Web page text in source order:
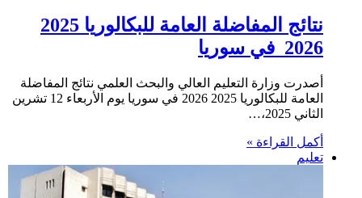
نتائج المفاضلة العامة للبكالوريا 2025
2026 في سوريا
أصدرت وزارة التعليم العالي والبحث العلمي نتائج المفاضلة
العامة للبكالوريا 2025 2026 في سوريا يوم الأربعاء 12 تشرين
الثاني 2025،…
أكمل القراءة »
تعليم